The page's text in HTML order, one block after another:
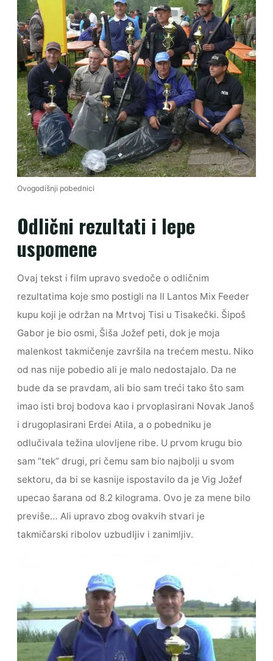
Ovogodišnji pobednici
Odlični rezultati i lepe
uspomene
Ovaj tekst i film upravo svedoče o odličnim
rezultatima koje smo postigli na II Lantos Mix Feeder
kupu koji je održan na Mrtvoj Tisi u Tisakečki. Šipoš
Gabor je bio osmi, Šiša Jožef peti, dok je moja
malenkost takmičenje završila na trećem mestu. Niko
od nas nije pobedio ali je malo nedostajalo. Da ne
bude da se pravdam, ali bio sam treći tako što sam
imao isti broj bodova kao i prvoplasirani Novak Janoš
i drugoplasirani Erdei Atila, a o pobedniku je
odlučivala težina ulovljene ribe. U prvom krugu bio
sam “tek” drugi, pri čemu sam bio najbolji u svom
sektoru, da bi se kasnije ispostavilo da je Vig Jožef
upecao šarana od 8.2 kilograma. Ovo je za mene bilo
previše… Ali upravo zbog ovakvih stvari je
takmičarski ribolov uzbudljiv i zanimljiv.